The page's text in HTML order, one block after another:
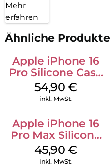
Mehr
erfahren
Ähnliche Produkte
Apple iPhone 16
Pro Silicone Case
MagSafe Black
54,90 €
inkl. MwSt.
Apple iPhone 16
Pro Max Silicone
Case MagSafe
Ultramarine
45,90 €
inkl. MwSt.